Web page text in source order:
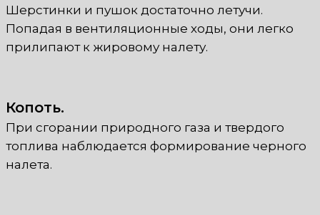
Шерстинки и пушок достаточно летучи.
Попадая в вентиляционные ходы, они легко
прилипают к жировому налету.
Копоть.
При сгорании природного газа и твердого
топлива наблюдается формирование черного
налета.